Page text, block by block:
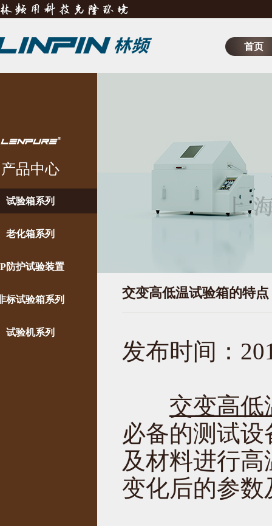
首页
产品中心
试验箱系列
老化箱系列
防护试验装置
标试验箱系列
试验机系列
交变高低温试验箱的特点
发布时间：
交变高低
必备的测试
及材料进行
变化后的参数